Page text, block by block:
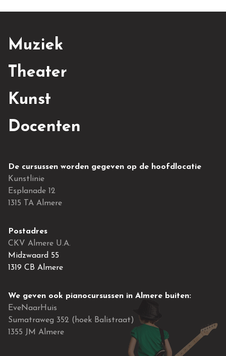
Muziek
Theater
Kunst
Docenten
De cursussen worden gegeven op de hoofdlocatie
Kunstlinie
Esplanade 12
1315 TA Almere
Postadres
CKV Almere U.A.
Midzwaard 55
1319 CB Almere
We geven ook pianocursussen in Almere buiten:
EveNaarHuis
Sumatraweg 352 (hoek Balistraat)
1355 JM Almere